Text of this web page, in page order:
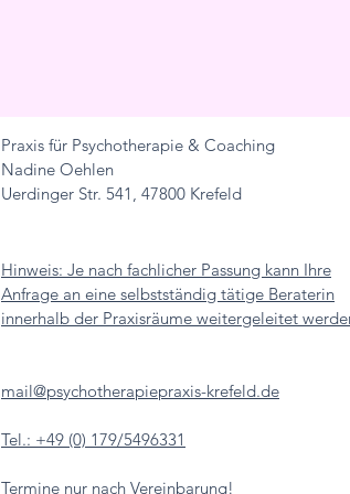
Praxis für Psychotherapie & Coaching
Nadine Oehlen
Uerdinger Str. 541, 47800 Krefeld
Hinweis: Je nach fachlicher Passung kann Ihre
Anfrage an eine selbstständig tätige Beraterin
innerhalb der Praxisräume weitergeleitet
mail@psychotherapiepraxis-krefeld.de
Tel.: +49 (0) 179/5496331
Termine nur nach Vereinbarung!